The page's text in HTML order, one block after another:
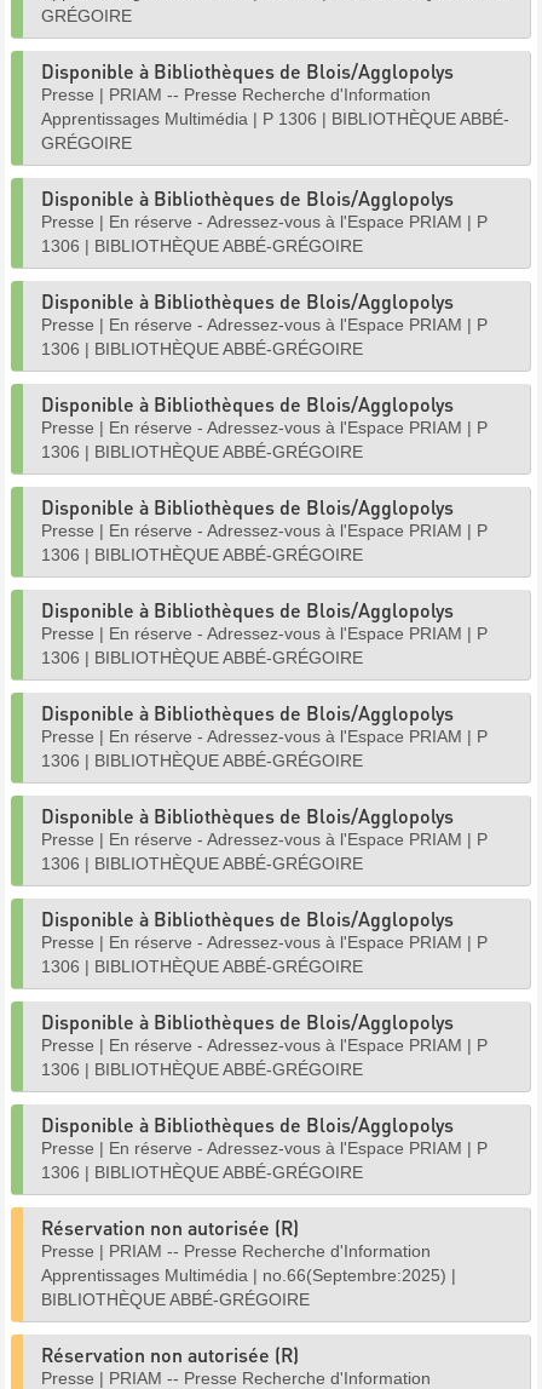
GRÉGOIRE
Disponible à Bibliothèques de Blois/Agglopolys
Presse | PRIAM -- Presse Recherche d'Information
Apprentissages Multimédia | P 1306 | BIBLIOTHÈQUE ABBÉ-
GRÉGOIRE
Disponible à Bibliothèques de Blois/Agglopolys
Presse | En réserve - Adressez-vous à l'Espace PRIAM | P
1306 | BIBLIOTHÈQUE ABBÉ-GRÉGOIRE
Disponible à Bibliothèques de Blois/Agglopolys
Presse | En réserve - Adressez-vous à l'Espace PRIAM | P
1306 | BIBLIOTHÈQUE ABBÉ-GRÉGOIRE
Disponible à Bibliothèques de Blois/Agglopolys
Presse | En réserve - Adressez-vous à l'Espace PRIAM | P
1306 | BIBLIOTHÈQUE ABBÉ-GRÉGOIRE
Disponible à Bibliothèques de Blois/Agglopolys
Presse | En réserve - Adressez-vous à l'Espace PRIAM | P
1306 | BIBLIOTHÈQUE ABBÉ-GRÉGOIRE
Disponible à Bibliothèques de Blois/Agglopolys
Presse | En réserve - Adressez-vous à l'Espace PRIAM | P
1306 | BIBLIOTHÈQUE ABBÉ-GRÉGOIRE
Disponible à Bibliothèques de Blois/Agglopolys
Presse | En réserve - Adressez-vous à l'Espace PRIAM | P
1306 | BIBLIOTHÈQUE ABBÉ-GRÉGOIRE
Disponible à Bibliothèques de Blois/Agglopolys
Presse | En réserve - Adressez-vous à l'Espace PRIAM | P
1306 | BIBLIOTHÈQUE ABBÉ-GRÉGOIRE
Disponible à Bibliothèques de Blois/Agglopolys
Presse | En réserve - Adressez-vous à l'Espace PRIAM | P
1306 | BIBLIOTHÈQUE ABBÉ-GRÉGOIRE
Disponible à Bibliothèques de Blois/Agglopolys
Presse | En réserve - Adressez-vous à l'Espace PRIAM | P
1306 | BIBLIOTHÈQUE ABBÉ-GRÉGOIRE
Disponible à Bibliothèques de Blois/Agglopolys
Presse | En réserve - Adressez-vous à l'Espace PRIAM | P
1306 | BIBLIOTHÈQUE ABBÉ-GRÉGOIRE
Réservation non autorisée (R)
Presse | PRIAM -- Presse Recherche d'Information
Apprentissages Multimédia | no.66(Septembre:2025) |
BIBLIOTHÈQUE ABBÉ-GRÉGOIRE
Réservation non autorisée (R)
Presse | PRIAM -- Presse Recherche d'Information